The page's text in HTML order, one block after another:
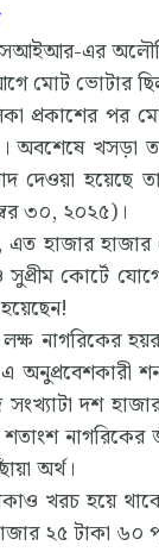
এর
ভোটার ছিল
প্রকাশের পর
অবশেষে খসড়া
দেওয়া হয়েছে
৩০, ২০২৫)।
এত হাজার
কোর্টে
নাগরিকের
অনুপ্রবেশকারী
সংখ্যাটা দশ
নাগরিকের
অর্থ।
খরচ হয়ে
২৫ টাকা ৬০